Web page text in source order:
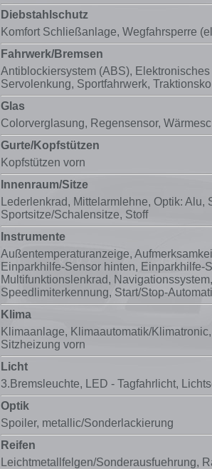
Diebstahlschutz
Komfort Schließanlage, Wegfahrsperre
Fahrwerk/Bremsen
Antiblockiersystem (ABS),
Servolenkung, Sportfahrwerk,
Glas
Colorverglasung, Regensensor,
Gurte/Kopfstützen
Kopfstützen vorn
Innenraum/Sitze
Lederlenkrad, Mittelarmlehne, Optik: Alu,
Sportsitze/Schalensitze, Stoff
Instrumente
Außentemperaturanzeige,
Einparkhilfe-Sensor hinten, Einparkhilfe-
Multifunktionslenkrad, Navigationssystem
Speedlimiterkennung, Start/Stop-
Klima
Klimaanlage, Klimaautomatik/Klimatronic
Sitzheizung vorn
Licht
3.Bremsleuchte, LED - Tagfahrlicht,
Optik
Spoiler, metallic/Sonderlackierung
Reifen
Leichtmetallfelgen/Sonderausfuehrung,